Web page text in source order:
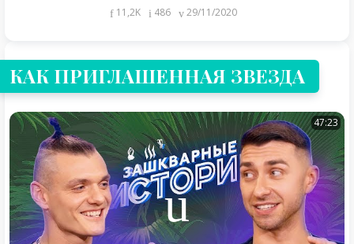
11,2K 486 29/11/2020
КАК ПРИГЛАШЕННАЯ ЗВЕЗДА
47:23